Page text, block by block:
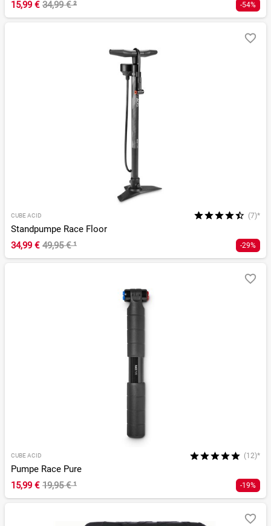
15,99 € 34,99 €² -54%
CUBE ACID (7)*
Standpumpe Race Floor
34,99 € 49,95 €¹ -29%
CUBE ACID (12)*
Pumpe Race Pure
15,99 € 19,95 €¹ -19%